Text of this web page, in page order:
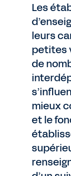
Les
leurs
petites
de
mieux
et le